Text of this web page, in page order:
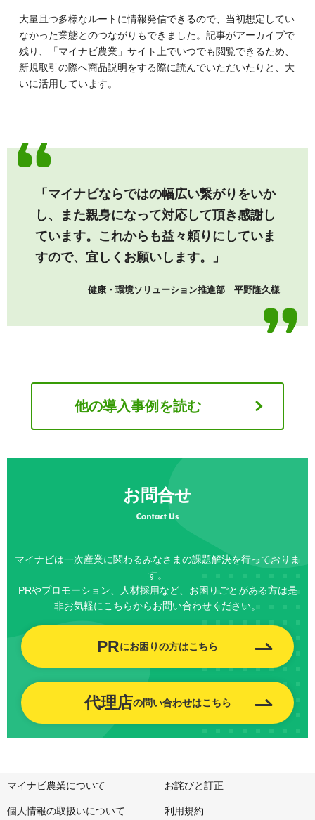
大量且つ多様なルートに情報発信できるので、当初想定してい
なかった業態とのつながりもできました。記事がアーカイブで
残り、「マイナビ農業」サイト上でいつでも閲覧できるため、
新規取引の際へ商品説明をする際に読んでいただいたりと、大
いに活用しています。
「マイナビならではの幅広い繋がりをいか
し、また親身になって対応して頂き感謝し
ています。これからも益々頼りにしていま
すので、宜しくお願いします。」
健康・環境ソリューション推進部 平野隆久様
他の導入事例を読む
お問合せ
マイナビは一次産業に関わるみなさまの課題解決を行っておりま
す。
PRやプロモーション、人材採用など、お困りごとがある方は是
非お気軽にこちらからお問い合わせください。
PRにお困りの方はこちら
代理店の問い合わせはこちら
マイナビ農業について お詫びと訂正
個人情報の取扱いについて 利用規約